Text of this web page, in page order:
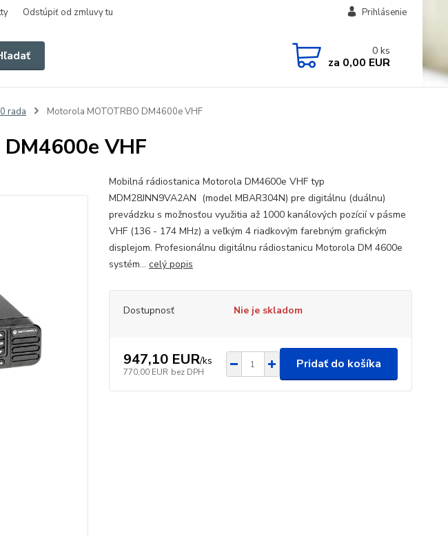
Odstúpiť od zmluvy tu Prihlásenie
0 ks
za 0,00 EUR
rada Motorola MOTOTRBO DM4600e VHF
VHF
Mobilná rádiostanica Motorola DM4600e VHF typ
MDM28JNN9VA2AN (model MBAR304N) pre digitálnu (duálnu)
prevádzku s možnosťou využitia až 1000 kanálových pozícií v pásme
VHF (136 - 174 MHz) a veľkým 4 riadkovým farebným grafickým
displejom. Profesionálnu digitálnu rádiostanicu Motorola DM 4600e
systém... celý popis
Dostupnosť Nie je skladom
947,10 EUR/ks
770,00 EUR bez DPH
Pridať do košíka